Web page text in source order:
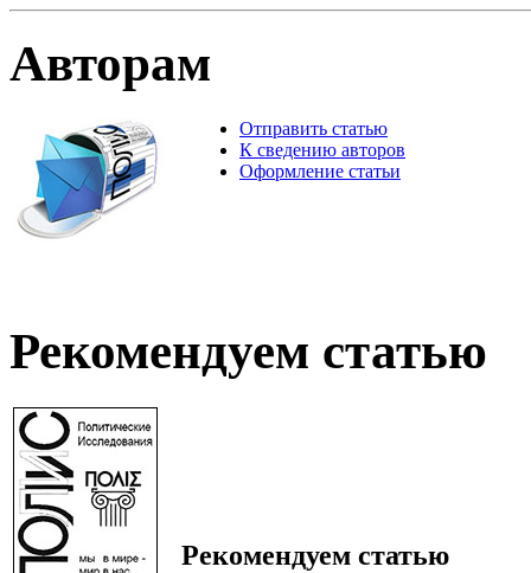
Авторам
Отправить статью
К сведению авторов
Оформление статьи
Рекомендуем статью
Рекомендуем статью